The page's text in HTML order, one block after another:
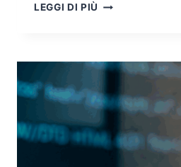
LEGGI DI PIÙ LE
I
INFORMATICI:
L’ARCHITETTURA
INVESTIGATIVA
ITALIANA
NEL